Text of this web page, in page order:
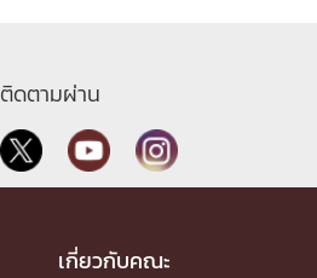
ติดตามผ่าน
เกี่ยวกับคณะ